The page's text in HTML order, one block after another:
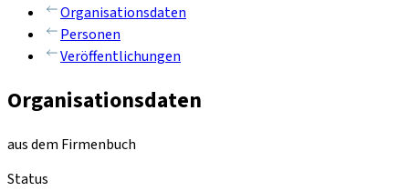
Organisationsdaten
Personen
Veröffentlichungen
Organisationsdaten
aus dem Firmenbuch
Status